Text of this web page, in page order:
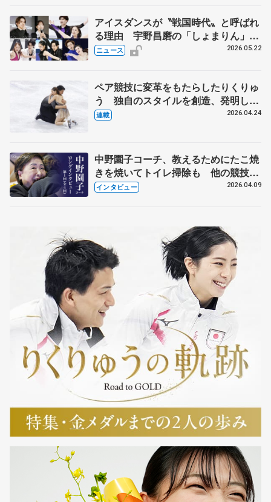
アイスダンスが〝戦国時代〟と呼ばれ
る理由 宇野昌磨の「しょまりん」ら
実力者が相次いで参戦 国内の競争激
ニュース 2026.05.22
ペア競技に変革をもたらしたりくりゅ
う 独自のスタイルを創造、発明した
【引退発表後②】
連載 2026.04.24
中野園子コーチ、教えるためにたこ焼
きを焼いてトイレ掃除も 他の競技に
も通用するという坂本花織の筋肉
インタビュー 2026.04.09